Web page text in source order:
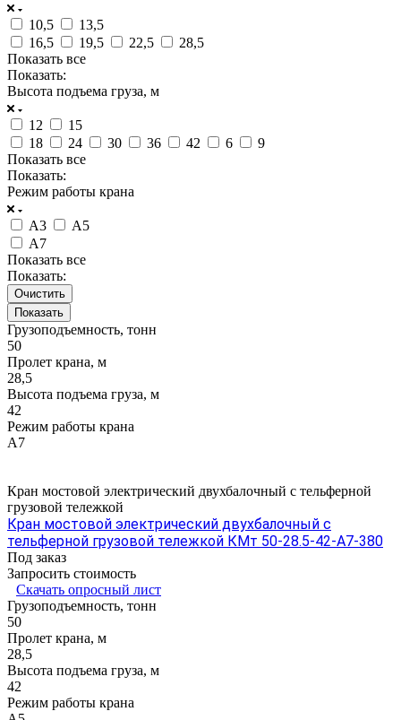
10,5
13,5
16,5
19,5 22,5
28,5
Показать все
Показать:
Высота подъема груза, м
12
15
18
24 30 36 42 6
9
Показать все
Показать:
Режим работы крана
А3
А5
А7
Показать все
Показать:
Очистить
Грузоподъемность, тонн
50
Пролет крана, м
28,5
Высота подъема груза, м
42
Режим работы крана
А7
Кран мостовой электрический двухбалочный с тельферной
грузовой тележкой
Кран мостовой электрический двухбалочный с
тельферной грузовой тележкой КМт 50-28.5-42-А7-380
Под заказ
Запросить стоимость
Скачать опросный лист
Грузоподъемность, тонн
50
Пролет крана, м
28,5
Высота подъема груза, м
42
Режим работы крана